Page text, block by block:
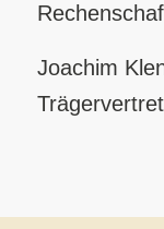
Joachim